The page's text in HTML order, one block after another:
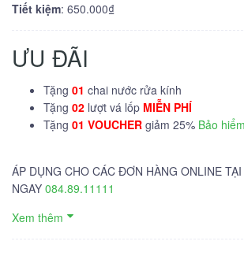
Tiết kiệm: 650.000₫
ƯU ĐÃI
Tặng 01 chai nước rửa kính
Tặng 02 lượt vá lốp MIỄN PHÍ
Tặng 01 VOUCHER giảm 25% Bảo
ÁP DỤNG CHO CÁC ĐƠN HÀNG ONLINE
NGAY 084.89.11111
Xem thêm